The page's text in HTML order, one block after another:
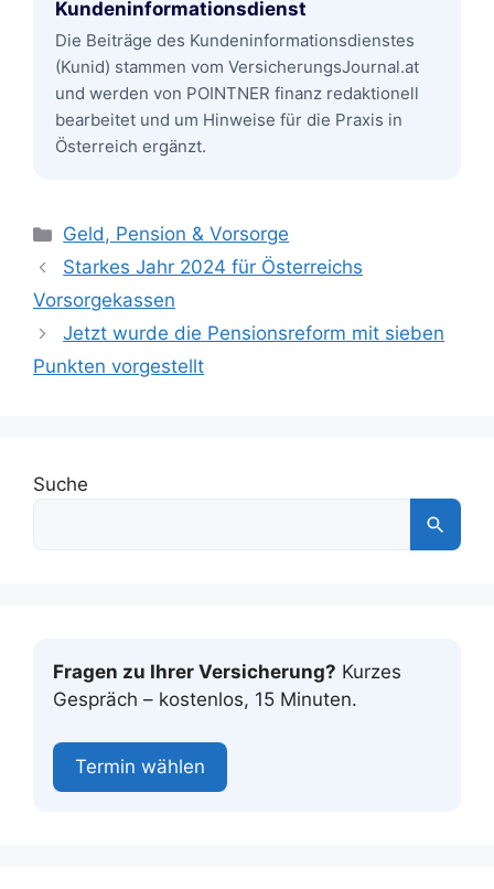
Kundeninformationsdienst
Die Beiträge des Kundeninformationsdienstes
(Kunid) stammen vom VersicherungsJournal.at
und werden von POINTNER finanz redaktionell
bearbeitet und um Hinweise für die Praxis in
Österreich ergänzt.
Kategorien
Geld, Pension & Vorsorge
Starkes Jahr 2024 für Österreichs
Vorsorgekassen
Jetzt wurde die Pensionsreform mit sieben
Punkten vorgestellt
Suche
Fragen zu Ihrer Versicherung? Kurzes
Gespräch – kostenlos, 15 Minuten.
Termin wählen